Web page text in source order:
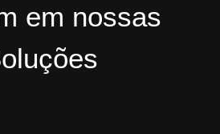
em nossas